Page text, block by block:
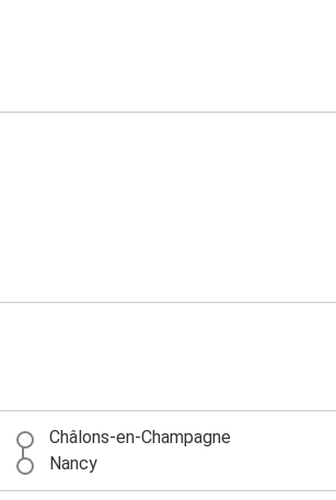
Châlons-en-Champagne
Nancy